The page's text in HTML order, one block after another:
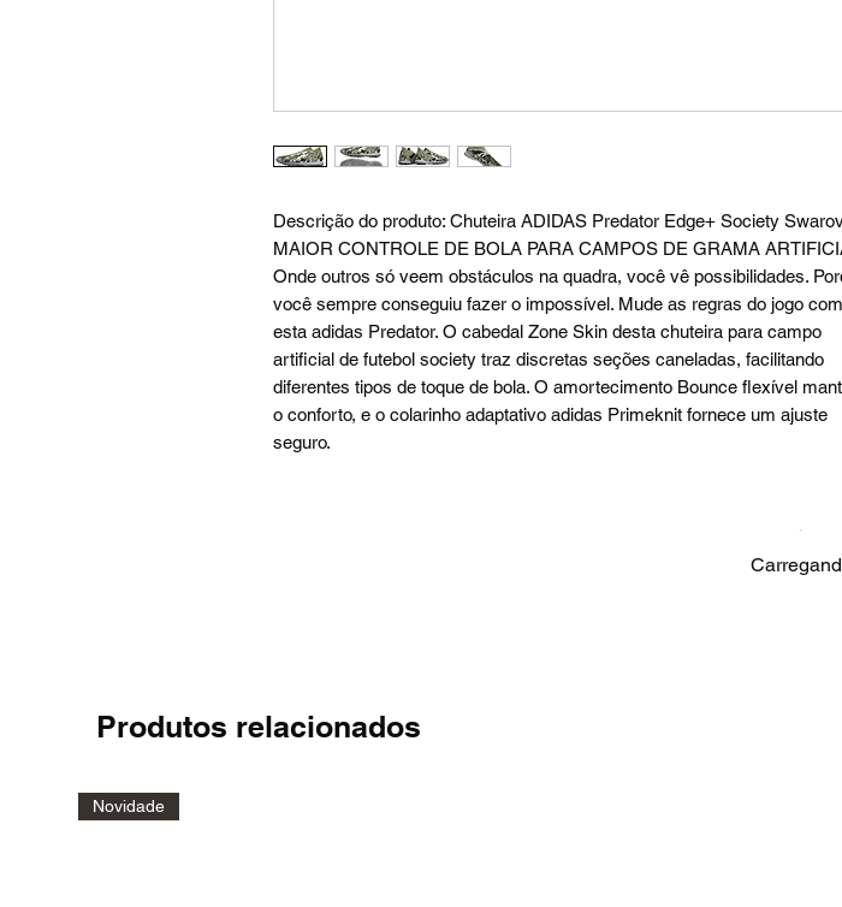
Descrição do produto: Chuteira ADIDAS Predator Edge+ Society
MAIOR CONTROLE DE BOLA PARA CAMPOS DE GRAMA
Onde outros só veem obstáculos na quadra, você vê possibilidades.
você sempre conseguiu fazer o impossível. Mude as regras do jogo com
esta adidas Predator. O cabedal Zone Skin desta chuteira para campo
artificial de futebol society traz discretas seções caneladas, facilitando
diferentes tipos de toque de bola. O amortecimento Bounce flexível
o conforto, e o colarinho adaptativo adidas Primeknit fornece um ajuste
seguro.
Produtos relacionados
Novidade